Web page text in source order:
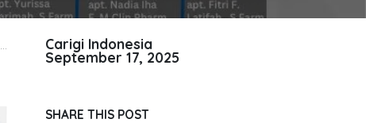
Carigi Indonesia
September 17, 2025
SHARE THIS POST